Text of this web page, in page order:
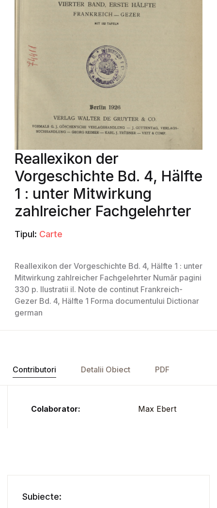
Reallexikon der
Vorgeschichte Bd. 4, Hälfte
1 : unter Mitwirkung
zahlreicher Fachgelehrter
Tipul: Carte
Reallexikon der Vorgeschichte Bd. 4, Hälfte 1 : unter
Mitwirkung zahlreicher Fachgelehrter Număr pagini
330 p. Ilustratii il. Note de continut Frankreich-
Gezer Bd. 4, Hälfte 1 Forma documentului Dictionar
german
Contributori Detalii Obiect PDF
Colaborator: Max Ebert
Subiecte: